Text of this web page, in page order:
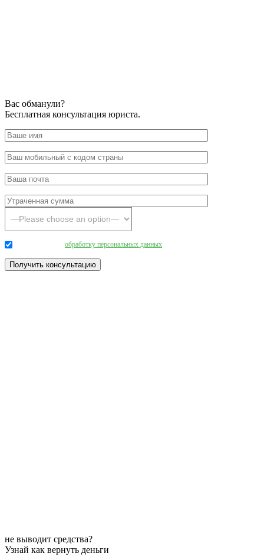
Вас обманули?
Бесплатная консультация юриста.
обработку персональных данных
не выводит средства?
Узнай как вернуть деньги